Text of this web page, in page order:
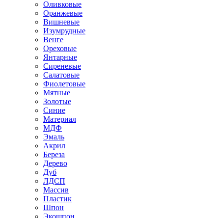
Оливковые
Оранжевые
Вишневые
Изумрудные
Венге
Ореховые
Янтарные
Сиреневые
Салатовые
Фиолетовые
Мятные
Золотые
Синие
Материал
МДФ
Эмаль
Акрил
Береза
Дерево
Дуб
ЛДСП
Массив
Пластик
Шпон
Экошпон